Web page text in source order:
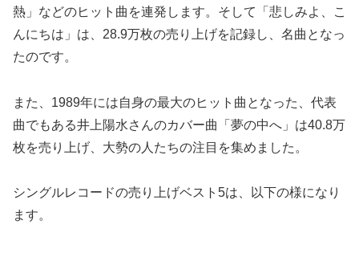
熱」などのヒット曲を連発します。そして「悲しみよ、こ
んにちは」は、28.9万枚の売り上げを記録し、名曲となっ
たのです。
また、1989年には自身の最大のヒット曲となった、代表
曲でもある井上陽水さんのカバー曲「夢の中へ」は40.8万
枚を売り上げ、大勢の人たちの注目を集めました。
シングルレコードの売り上げベスト5は、以下の様になり
ます。